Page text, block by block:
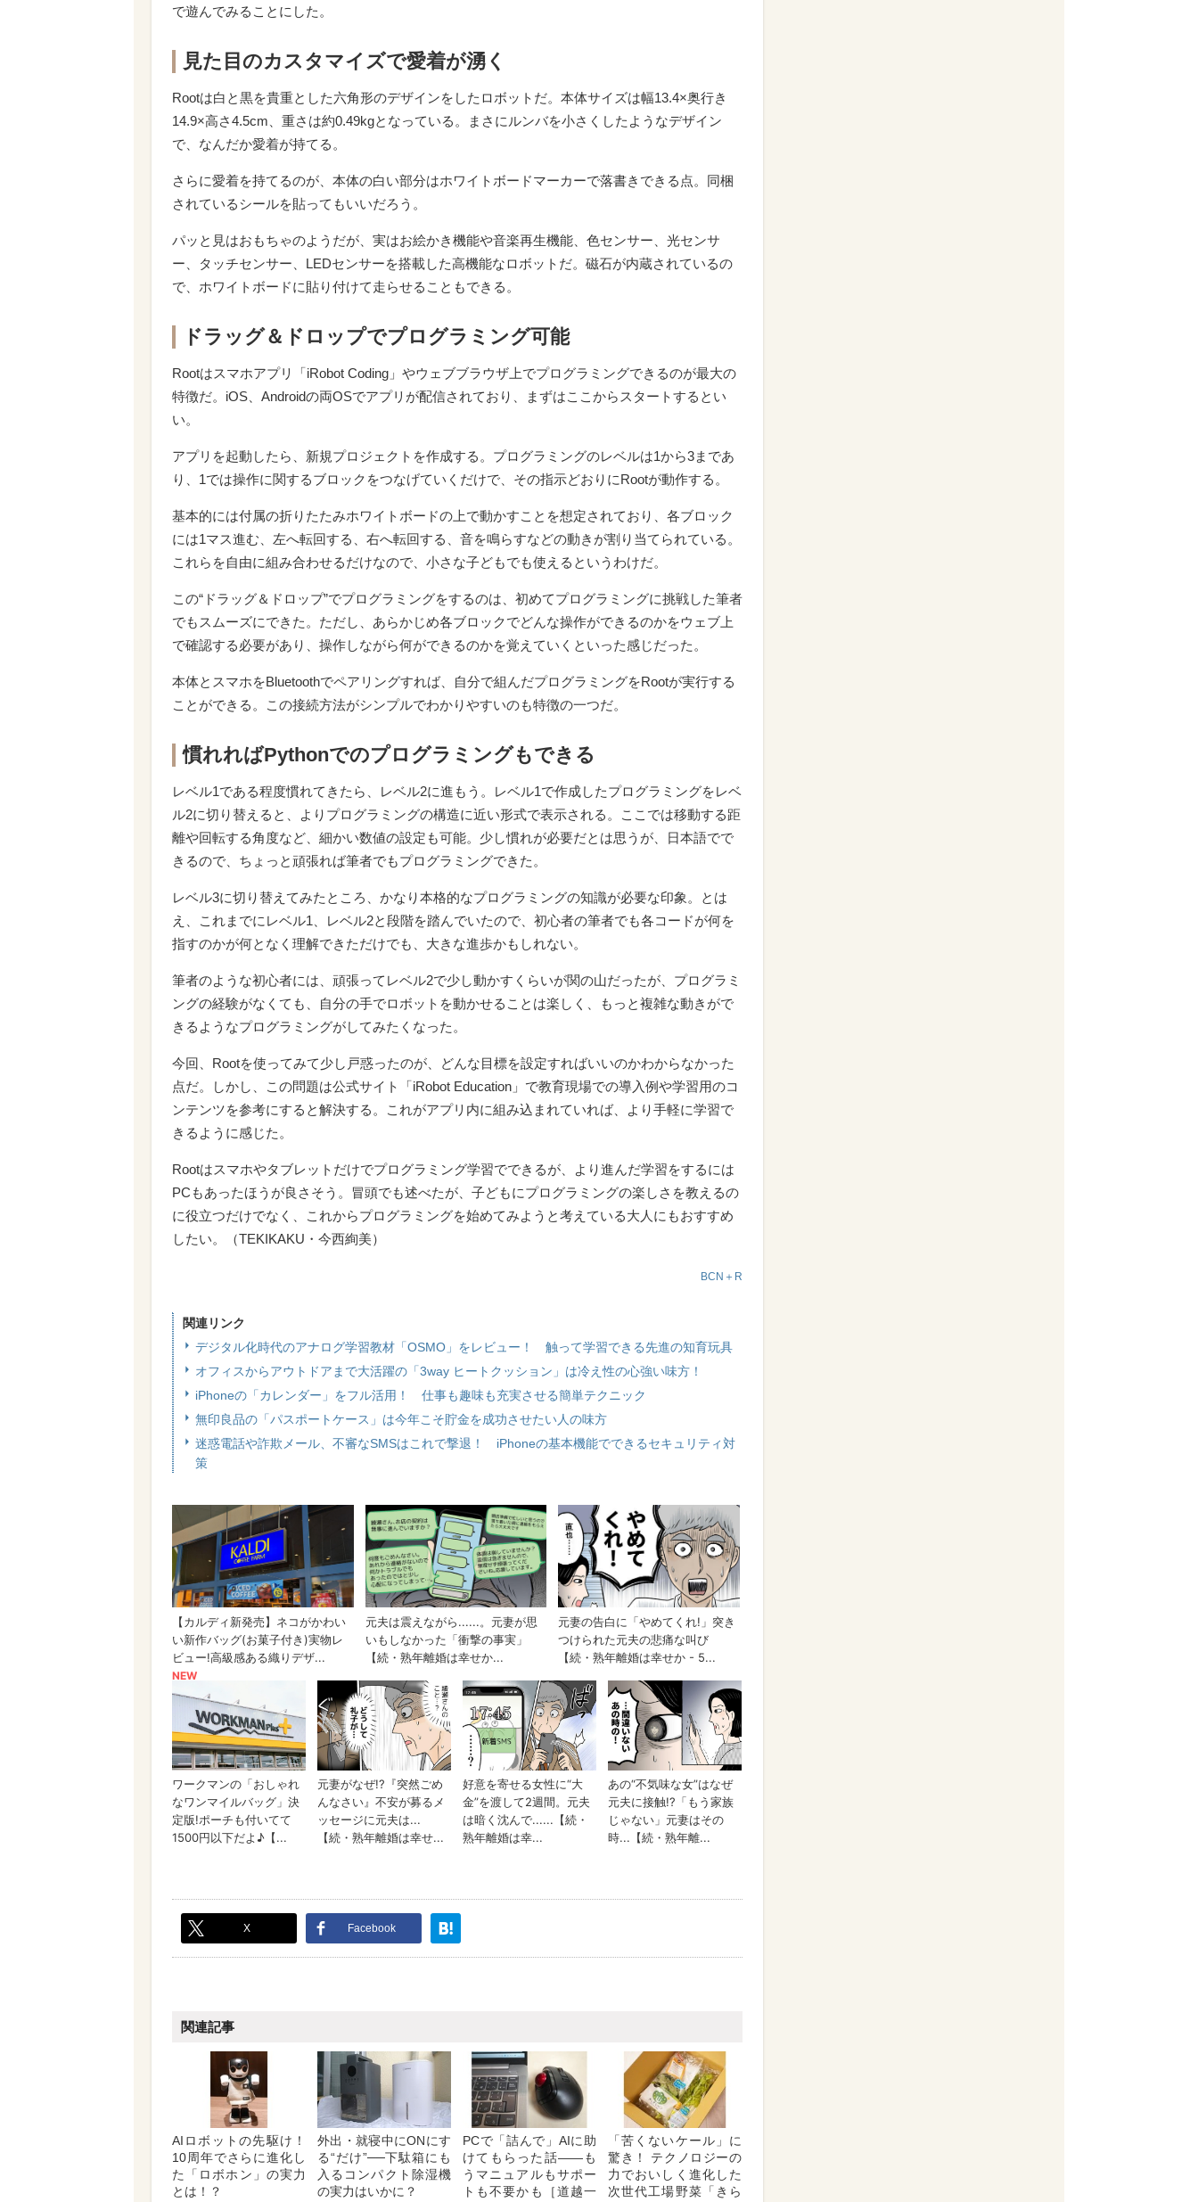
で遊んでみることにした。
見た目のカスタマイズで愛着が湧く
Rootは白と黒を貴重とした六角形のデザインをしたロボットだ。本体サイズは幅13.4×奥行き
14.9×高さ4.5cm、重さは約0.49kgとなっている。まさにルンバを小さくしたようなデザイン
で、なんだか愛着が持てる。
さらに愛着を持てるのが、本体の白い部分はホワイトボードマーカーで落書きできる点。同梱
されているシールを貼ってもいいだろう。
パッと見はおもちゃのようだが、実はお絵かき機能や音楽再生機能、色センサー、光センサ
ー、タッチセンサー、LEDセンサーを搭載した高機能なロボットだ。磁石が内蔵されているの
で、ホワイトボードに貼り付けて走らせることもできる。
ドラッグ＆ドロップでプログラミング可能
Rootはスマホアプリ「iRobot Coding」やウェブブラウザ上でプログラミングできるのが最大の
特徴だ。iOS、Androidの両OSでアプリが配信されており、まずはここからスタートするとい
い。
アプリを起動したら、新規プロジェクトを作成する。プログラミングのレベルは1から3まであ
り、1では操作に関するブロックをつなげていくだけで、その指示どおりにRootが動作する。
基本的には付属の折りたたみホワイトボードの上で動かすことを想定されており、各ブロック
には1マス進む、左へ転回する、右へ転回する、音を鳴らすなどの動きが割り当てられている。
これらを自由に組み合わせるだけなので、小さな子どもでも使えるというわけだ。
この“ドラッグ＆ドロップ”でプログラミングをするのは、初めてプログラミングに挑戦した筆者
でもスムーズにできた。ただし、あらかじめ各ブロックでどんな操作ができるのかをウェブ上
で確認する必要があり、操作しながら何ができるのかを覚えていくといった感じだった。
本体とスマホをBluetoothでペアリングすれば、自分で組んだプログラミングをRootが実行する
ことができる。この接続方法がシンプルでわかりやすいのも特徴の一つだ。
慣れればPythonでのプログラミングもできる
レベル1である程度慣れてきたら、レベル2に進もう。レベル1で作成したプログラミングをレベ
ル2に切り替えると、よりプログラミングの構造に近い形式で表示される。ここでは移動する距
離や回転する角度など、細かい数値の設定も可能。少し慣れが必要だとは思うが、日本語でで
きるので、ちょっと頑張れば筆者でもプログラミングできた。
レベル3に切り替えてみたところ、かなり本格的なプログラミングの知識が必要な印象。とは
え、これまでにレベル1、レベル2と段階を踏んでいたので、初心者の筆者でも各コードが何を
指すのかが何となく理解できただけでも、大きな進歩かもしれない。
筆者のような初心者には、頑張ってレベル2で少し動かすくらいが関の山だったが、プログラミ
ングの経験がなくても、自分の手でロボットを動かせることは楽しく、もっと複雑な動きがで
きるようなプログラミングがしてみたくなった。
今回、Rootを使ってみて少し戸惑ったのが、どんな目標を設定すればいいのかわからなかった
点だ。しかし、この問題は公式サイト「iRobot Education」で教育現場での導入例や学習用のコ
ンテンツを参考にすると解決する。これがアプリ内に組み込まれていれば、より手軽に学習で
きるように感じた。
Rootはスマホやタブレットだけでプログラミング学習でできるが、より進んだ学習をするには
PCもあったほうが良さそう。冒頭でも述べたが、子どもにプログラミングの楽しさを教えるの
に役立つだけでなく、これからプログラミングを始めてみようと考えている大人にもおすすめ
したい。（TEKIKAKU・今西絢美）
BCN＋R
関連リンク
デジタル化時代のアナログ学習教材「OSMO」をレビュー！ 触って学習できる先進の知育玩具
オフィスからアウトドアまで大活躍の「3way ヒートクッション」は冷え性の心強い味方！
iPhoneの「カレンダー」をフル活用！ 仕事も趣味も充実させる簡単テクニック
無印良品の「パスポートケース」は今年こそ貯金を成功させたい人の味方
迷惑電話や詐欺メール、不審なSMSはこれで撃退！ iPhoneの基本機能でできるセキュリティ対
策
X Facebook
関連記事
AIロボットの先駆け！
10周年でさらに進化し
た「ロボホン」の実力
とは！？
外出・就寝中にONにす
る“だけ”──下駄箱にも
入るコンパクト除湿機
の実力はいかに？
PCで「詰んで」AIに助
けてもらった話――も
うマニュアルもサポー
トも不要かも［道越一
「苦くないケール」に
驚き！ テクノロジーの
力でおいしく進化した
次世代工場野菜「きら